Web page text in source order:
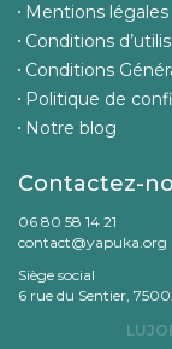
Mentions légales
Conditions
Conditions
Politique de
Notre blog
Contactez-
06 80 58 14 21
contact@yapuka.org
Siège social
6 rue du Sentier,